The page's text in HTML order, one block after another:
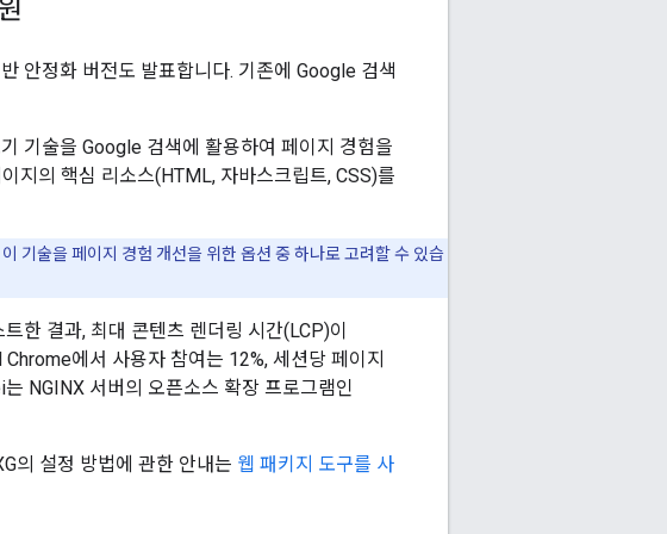
안정화 버전도 발표합니다. 기존에 Google 검색
기술을 Google 검색에 활용하여 페이지 경험을
지의 핵심 리소스(HTML, 자바스크립트, CSS)를
기술을 페이지 경험 개선을 위한 옵션 중 하나로 고려할 수 있습
한 결과, 최대 콘텐츠 렌더링 시간(LCP)이
에서 사용자 참여는 12%, 세션당 페이지
NGINX 서버의 오픈소스 확장 프로그램인
의 설정 방법에 관한 안내는 웹 패키지 도구를 사